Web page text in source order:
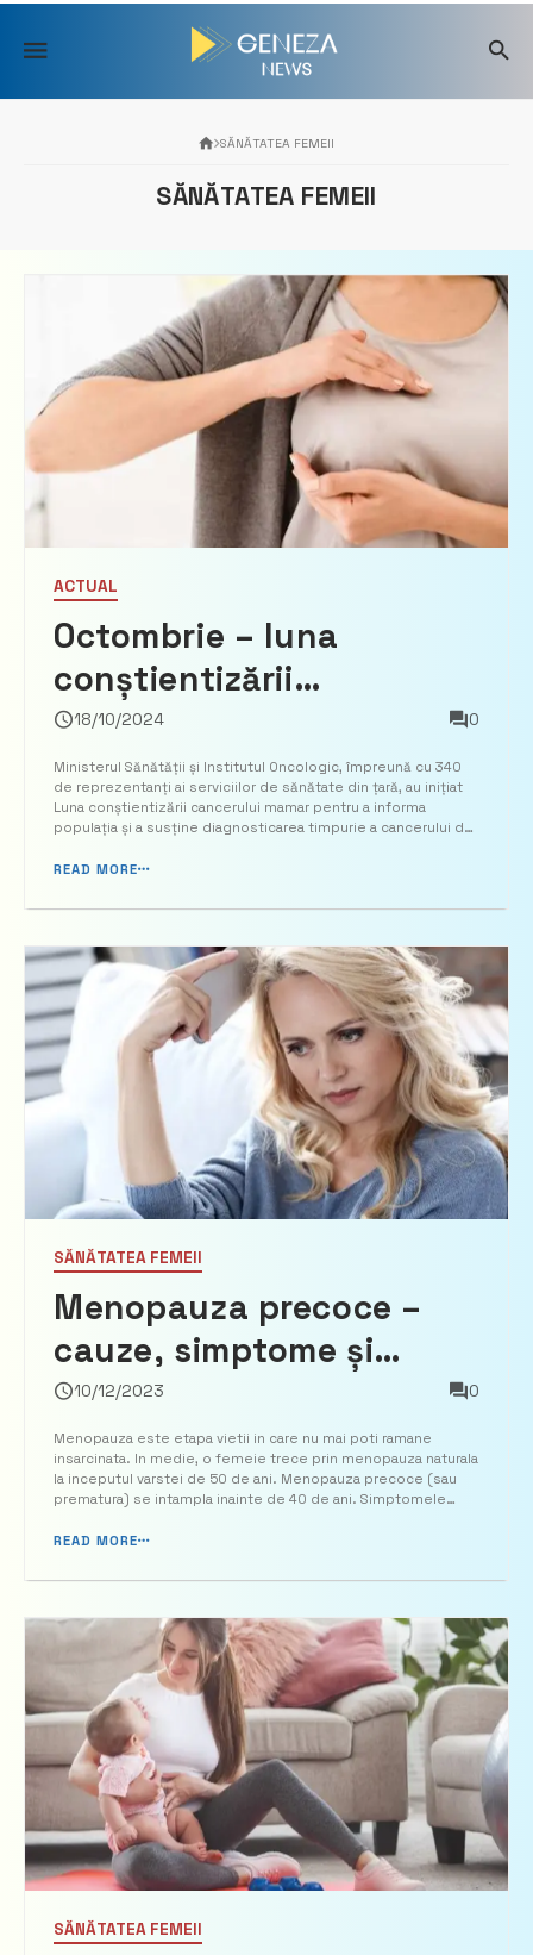
Skip
content
SĂNĂTATEA FEMEII
SĂNĂTATEA FEMEII
ACTUAL
Octombrie – luna
conștientizării
cancerului mamar – un
control preventiv îți
poate salva viața
18/10/2024 0
Ministerul Sănătății și Institutul Oncologic, împreună cu 340
de reprezentanți ai serviciilor de sănătate din țară, au inițiat
Luna conștientizării cancerului mamar pentru a informa
populația și a susține diagnosticarea timpurie a cancerului de
acum un an, pe 18 octombrie, a fost la...
READ MORE
SĂNĂTATEA FEMEII
Menopauza precoce –
cauze, simptome și
opțiunile de tratament
10/12/2023 0
Menopauza este etapa vietii in care nu mai poti ramane
insarcinata. In medie, o femeie trece prin menopauza naturala
la inceputul varstei de 50 de ani. Menopauza precoce (sau
prematura) se intampla inainte de 40 de ani. Simptomele
menopauzei naturala, iar cauzele sunt adesea necunoscute
READ MORE
SĂNĂTATEA FEMEII